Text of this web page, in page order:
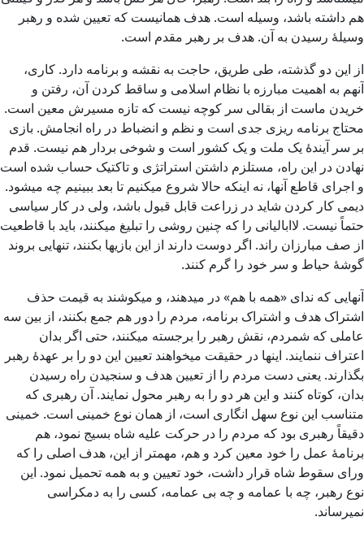
هم داشته باشد، وسیله است. هدف همانیست که تعیین شده و رهبر
وسیلۀ رسیدن به آن. هدف بر رهبر مقدم است.
از این دو گذشته، طی طریق، حاجت به نقشه و برنامه دارد. کاری،
آنهم به اهمیت مبارزه با نظام اسلامی و ساقط کردن آن، رفتن و
خریدن ماست از بقالی سر کوچه نیست که تازه مسیرش معین است.
محتاج برنامه ریزی جدی است و نظم و انضباط در راه انجامش. بازی
بر سر آیندۀ یک ملت و یک کشور است و شوخی بردار هم نیست. قدم
نهادن در این راه، مستلزم داشتن استراتژی و تاکتیک حساب شده است
و اجرای قاطع آنها، نه اینکه حالا شروع میکنیم تا بعد ببینیم چه میشود.
دیمی کار کردن شاید در زراعت قابل قبول باشد، ولی در کار سیاسی
حتماً نیست. لاابالیانی را که چنین روشی را تبلیغ میکنند، باید با قاطعیت
از صف مبارزان راند. اگر دوست دارند از این بازیها بکنند، تنهایی بروند
گوشۀ حیاط و سر خود را گرم کنند.
آنهایی که ندای «همه با هم» در میدهند، و میکوشند به قیمت حذف
اشتراک هدف و اشتراک برنامه، مردم را دور هم جمع بکنند، از بین سه
عاملی که شمردم، نقش رهبر را برجسته میکنند، حتی اگر بدان
اعتراف ننمایند. اینها در حقیقت میخواهند تعیین این دو را بر عهدۀ رهبر
بگذارند. یعنی دست مردم را از تعیین هدف و سنجیدن راه رسیدن
بدان، کوتاه کنند و این هر دو را به رهبر محول نمایند. آن رهبری که
متناسب این نوع سهل انگاری است، از همان نوع خمینی است. خمینی
دقیقاً رهبری بود که مردم را در حرکت علیه شاه بسیج نمود، هم
برنامۀ عمل را خود معین کرد و هم، مهمتر از این، هدف اصلی را که
ورای سقوط شاه قرار داشت، خود تعیین و به همه تحمیل نمود. این
نوع رهبر، چه با عمامه و چه بی عمامه، کسی را به دمکراسی
نمیرساند.